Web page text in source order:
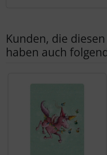
Kunden, die
haben auch